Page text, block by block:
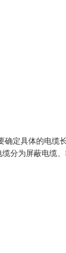
定具体的电缆
分为屏蔽电缆